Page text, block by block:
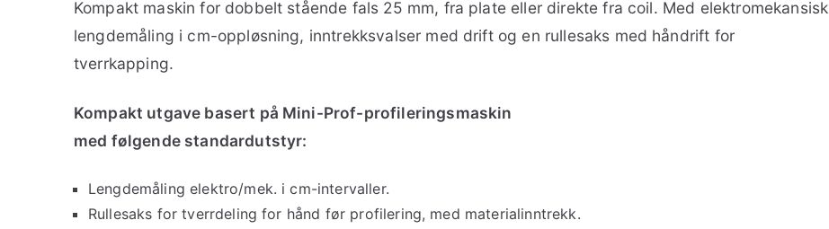
Kompakt maskin for dobbelt stående fals 25 mm, fra plate eller direkte fra coil. Med elektromekansisk
lengdemåling i cm-oppløsning, inntrekksvalser med drift og en rullesaks med håndrift for
tverrkapping.
Kompakt utgave basert på Mini-Prof-profileringsmaskin
med følgende standardutstyr:
Lengdemåling elektro/mek. i cm-intervaller.
Rullesaks for tverrdeling for hånd før profilering, med materialinntrekk.